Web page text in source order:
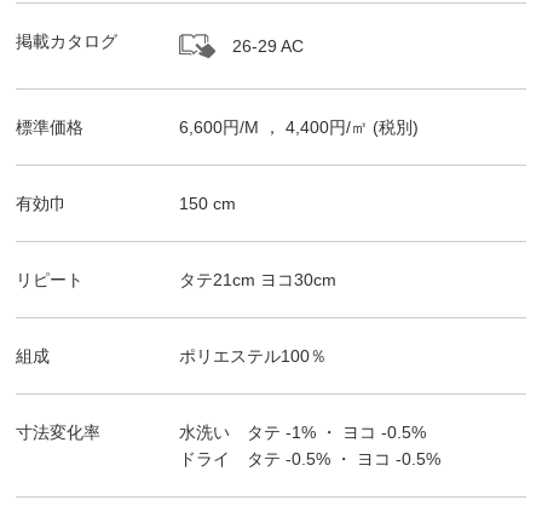
掲載カタログ 26-29 AC
標準価格 6,600円/M ，4,400円/㎡ (税別)
有効巾 150 cm
リピート タテ21cm ヨコ30cm
組成 ポリエステル100％
寸法変化率 水洗い タテ-1% ・ ヨコ-0.5%
ドライ タテ-0.5% ・ ヨコ-0.5%